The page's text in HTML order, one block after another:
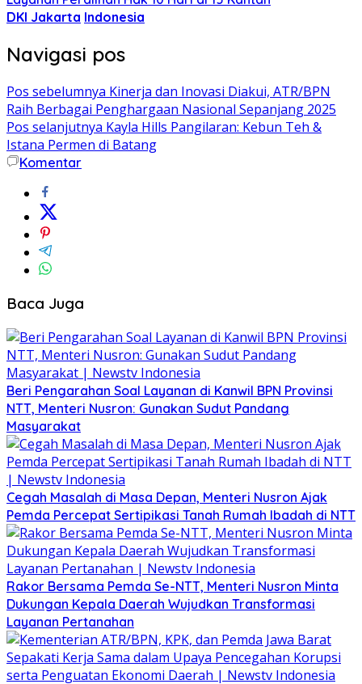
DKI Jakarta Indonesia
Navigasi pos
Pos sebelumnya Kinerja dan Inovasi Diakui, ATR/BPN
Raih Berbagai Penghargaan Nasional Sepanjang 2025
Pos selanjutnya Kayla Hills Pangilaran: Kebun Teh &
Istana Permen di Batang
Komentar
Baca Juga
Beri Pengarahan Soal Layanan di Kanwil BPN Provinsi
NTT, Menteri Nusron: Gunakan Sudut Pandang
Masyarakat
Cegah Masalah di Masa Depan, Menteri Nusron Ajak
Pemda Percepat Sertipikasi Tanah Rumah Ibadah di NTT
Rakor Bersama Pemda Se-NTT, Menteri Nusron Minta
Dukungan Kepala Daerah Wujudkan Transformasi
Layanan Pertanahan